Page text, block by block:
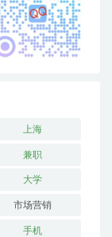
上海
兼职
大学
市场营销
手机